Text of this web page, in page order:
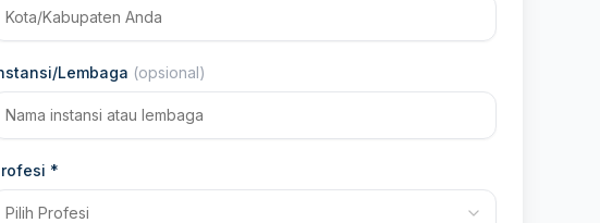
Lembaga (opsional)
*
Pilih Profesi